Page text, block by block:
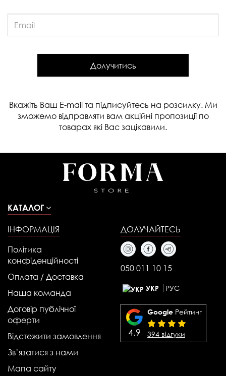
Долучитись
Вкажіть Ваш E-mail та підписуйтесь на розсилку. Ми
зможемо відправляти вам акційні пропозиції по
товарах які Вас зацікавили.
КАТАЛОГ
ІНФОРМАЦІЯ
Політика
конфіденційності
Оплата / Доставка
Наша команда
Договір публічної
оферти
Відстежити замовлення
Зв’язатися з нами
Мапа сайту
ДОЛУЧАЙТЕСЬ
050 011 10 15
УКР РУС
4.9
Google Рейтинг
394 відгуки